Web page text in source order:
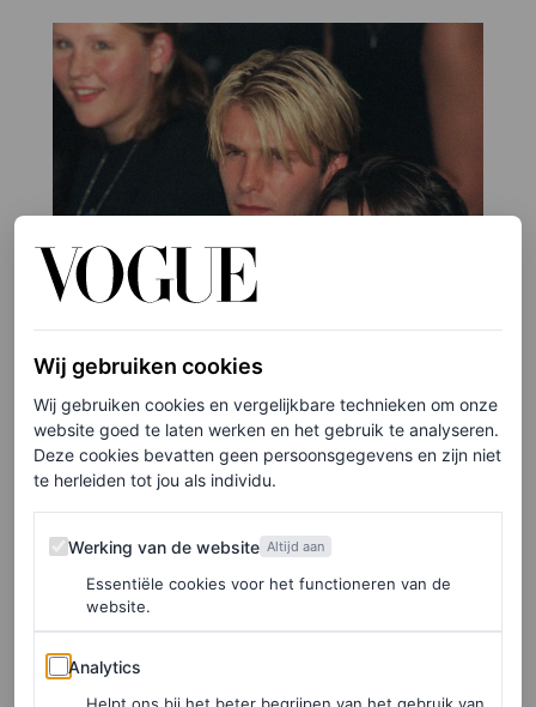
©GETTY IMAGES
4/24
Wij gebruiken cookies
Wij gebruiken cookies en vergelijkbare technieken om onze
website goed te laten werken en het gebruik te analyseren.
Deze cookies bevatten geen persoonsgegevens en zijn niet
te herleiden tot jou als individu.
Werking van de website
Werking van de website Altijd aan
Essentiële cookies voor het functioneren van de
website.
Analytics
Analytics